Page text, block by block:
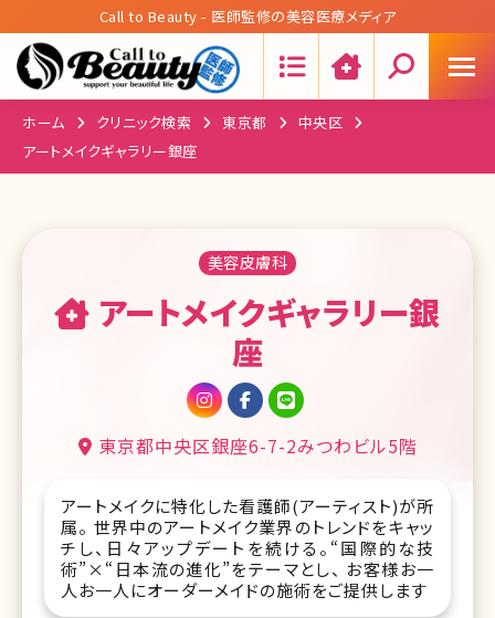
Call to Beauty - 医師監修の美容医療メディア
ホーム クリニック検索 東京都
中央区
アートメイクギャラリー銀座
美容皮膚科
アートメイクギャラリー銀
座
東京都中央区銀座6-7-2みつわビル5階
アートメイクに特化した看護師(アーティスト)が所
属。 世界中のアートメイク業界のトレンドをキャッ
チし、日々アップデートを続ける。“国際的な技
術”×“日本流の進化”をテーマとし、 お客様お一
人お一人にオーダーメイドの施術をご提供します